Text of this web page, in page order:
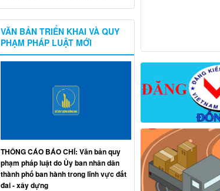
VĂN BẢN TRIỂN KHAI VÀ QUY
PHẠM PHÁP LUẬT MỚI
THÔNG CÁO BÁO CHÍ: Văn bản quy
phạm pháp luật do Ủy ban nhân dân
thành phố ban hành trong lĩnh vực đất
đai - xây dựng